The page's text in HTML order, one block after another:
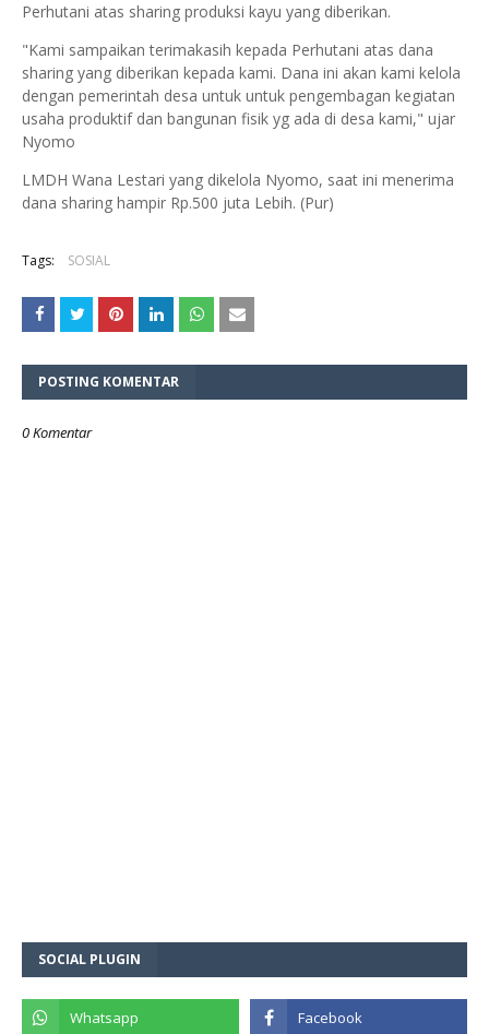
Perhutani atas sharing produksi kayu yang diberikan.
"Kami sampaikan terimakasih kepada Perhutani atas dana
sharing yang diberikan kepada kami. Dana ini akan kami kelola
dengan pemerintah desa untuk untuk pengembagan kegiatan
usaha produktif dan bangunan fisik yg ada di desa kami," ujar
Nyomo
LMDH Wana Lestari yang dikelola Nyomo, saat ini menerima
dana sharing hampir Rp.500 juta Lebih. (Pur)
Tags: SOSIAL
POSTING KOMENTAR
0 Komentar
SOCIAL PLUGIN